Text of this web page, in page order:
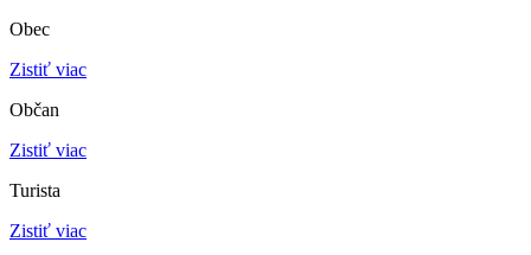
Obec
Zistiť viac
Občan
Zistiť viac
Turista
Zistiť viac